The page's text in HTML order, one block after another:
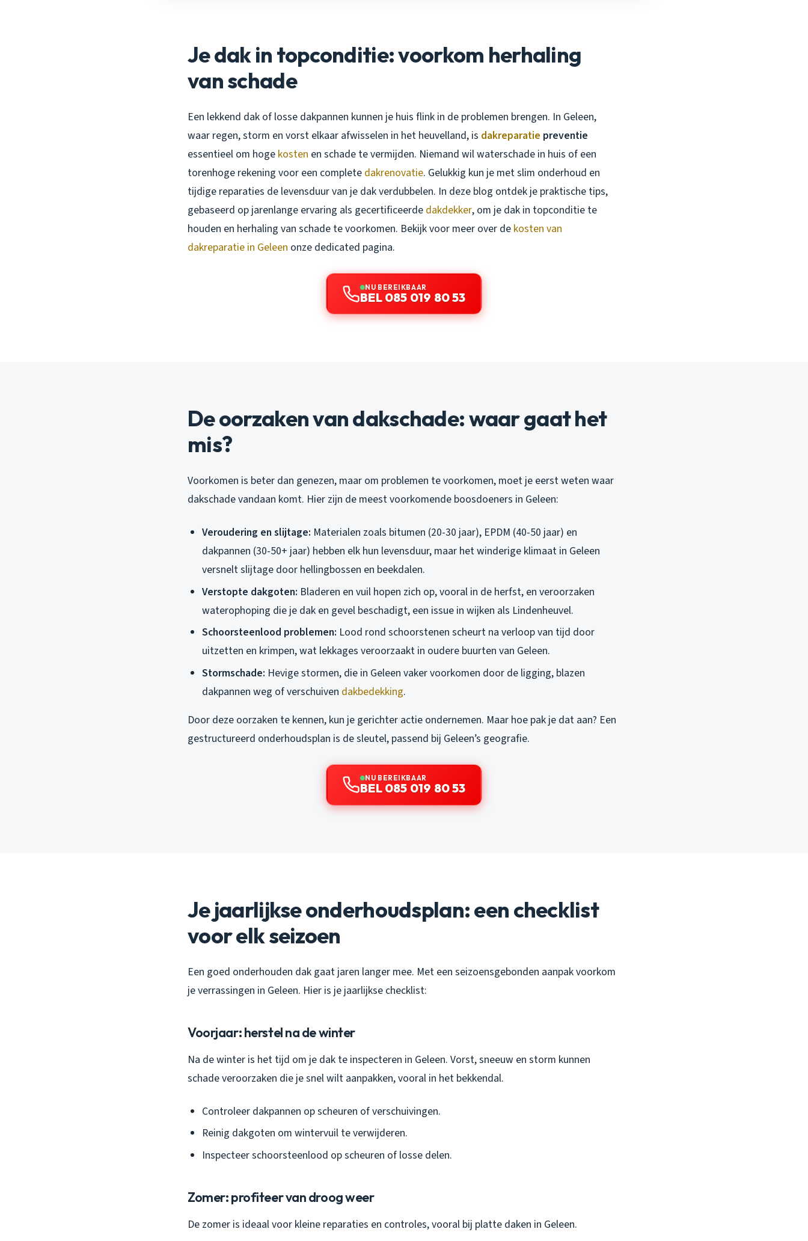
Je dak in topconditie: voorkom herhaling
van schade
Een lekkend dak of losse dakpannen kunnen je huis flink in de problemen brengen. In Geleen,
waar regen, storm en vorst elkaar afwisselen in het heuvelland, is dakreparatie preventie
essentieel om hoge kosten en schade te vermijden. Niemand wil waterschade in huis of een
torenhoge rekening voor een complete dakrenovatie. Gelukkig kun je met slim onderhoud en
tijdige reparaties de levensduur van je dak verdubbelen. In deze blog ontdek je praktische tips,
gebaseerd op jarenlange ervaring als gecertificeerde dakdekker, om je dak in topconditie te
houden en herhaling van schade te voorkomen. Bekijk voor meer over de kosten van
dakreparatie in Geleen onze dedicated pagina.
NU BEREIKBAAR
BEL 085 019 80 53
De oorzaken van dakschade: waar gaat het
mis?
Voorkomen is beter dan genezen, maar om problemen te voorkomen, moet je eerst weten waar
dakschade vandaan komt. Hier zijn de meest voorkomende boosdoeners in Geleen:
Veroudering en slijtage: Materialen zoals bitumen (20-30 jaar), EPDM (40-50 jaar) en
dakpannen (30-50+ jaar) hebben elk hun levensduur, maar het winderige klimaat in Geleen
versnelt slijtage door hellingbossen en beekdalen.
Verstopte dakgoten: Bladeren en vuil hopen zich op, vooral in de herfst, en veroorzaken
waterophoping die je dak en gevel beschadigt, een issue in wijken als Lindenheuvel.
Schoorsteenlood problemen: Lood rond schoorstenen scheurt na verloop van tijd door
uitzetten en krimpen, wat lekkages veroorzaakt in oudere buurten van Geleen.
Stormschade: Hevige stormen, die in Geleen vaker voorkomen door de ligging, blazen
dakpannen weg of verschuiven dakbedekking.
Door deze oorzaken te kennen, kun je gerichter actie ondernemen. Maar hoe pak je dat aan? Een
gestructureerd onderhoudsplan is de sleutel, passend bij Geleen’s geografie.
NU BEREIKBAAR
BEL 085 019 80 53
Je jaarlijkse onderhoudsplan: een checklist
voor elk seizoen
Een goed onderhouden dak gaat jaren langer mee. Met een seizoensgebonden aanpak voorkom
je verrassingen in Geleen. Hier is je jaarlijkse checklist:
Voorjaar: herstel na de winter
Na de winter is het tijd om je dak te inspecteren in Geleen. Vorst, sneeuw en storm kunnen
schade veroorzaken die je snel wilt aanpakken, vooral in het bekkendal.
Controleer dakpannen op scheuren of verschuivingen.
Reinig dakgoten om wintervuil te verwijderen.
Inspecteer schoorsteenlood op scheuren of losse delen.
Zomer: profiteer van droog weer
De zomer is ideaal voor kleine reparaties en controles, vooral bij platte daken in Geleen.